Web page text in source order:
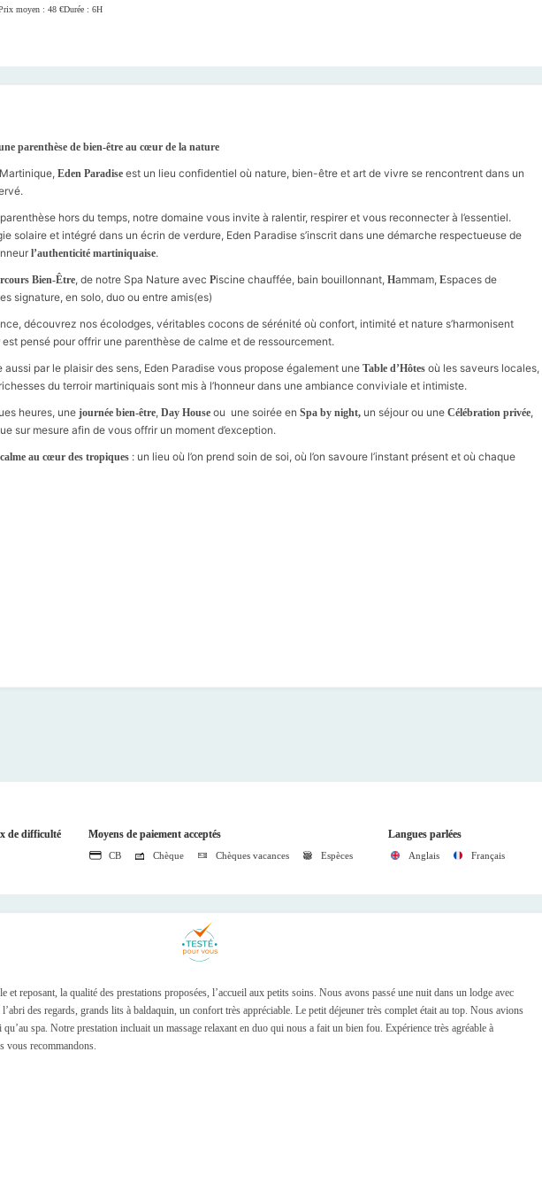
moyen : 48 €Durée : 6H
parenthèse de bien-être au cœur de la nature
Eden Paradise est un lieu confidentiel où nature, bien-être et art de vivre se rencontrent dans un
hors du temps, notre domaine vous invite à ralentir, respirer et vous reconnecter à l’essentiel.
solaire et intégré dans un écrin de verdure, Eden Paradise s’inscrit dans une démarche respectueuse de
l’authenticité martiniquaise.
Bien-Être , de notre Spa Nature avec Piscine chauffée, bain bouillonnant, Hammam, Espaces de
signature, en solo, duo ou entre amis(es)
découvrez nos écolodges, véritables cocons de sérénité où confort, intimité et nature s’harmonisent
pensé pour offrir une parenthèse de calme et de ressourcement.
par le plaisir des sens, Eden Paradise vous propose également une Table d’Hôtes où les saveurs locales,
du terroir martiniquais sont mis à l’honneur dans une ambiance conviviale et intimiste.
heures, une journée bien-être Day House ou une soirée en Spa by night, un séjour ou une Célébration privée
sur mesure afin de vous offrir un moment d’exception.
au cœur des tropiques : un lieu où l’on prend soin de soi, où l’on savoure l’instant présent et où chaque
de difficulté Moyens de paiement acceptés
CB Chèque Chèques vacances Espèces
Langues parlées
Anglais Français
et reposant, la qualité des prestations proposées, l’accueil aux petits soins. Nous avons passé une nuit dans un lodge avec
des regards, grands lits à baldaquin, un confort très appréciable. Le petit déjeuner très complet était au top. Nous avions
qu’au spa. Notre prestation incluait un massage relaxant en duo qui nous a fait un bien fou. Expérience très agréable à
vous recommandons.